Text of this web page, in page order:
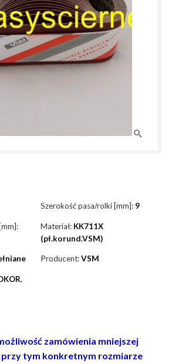
Szerokość pasa/rolki [mm]: 9
Materiał: KK711X
(pł.korund.VSM)
Producent:VSM
zamówienia mniejszej
przy tym konkretnym rozmiarze